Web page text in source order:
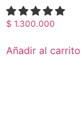
$ 1.300.000
Añadir al carrito